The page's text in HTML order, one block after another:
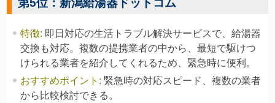
第5位：新潟給湯器ドットコム
特徴: 即日対応の生活トラブル解決サービスで、給湯器
交換も対応。複数の提携業者の中から、最短で駆けつ
けられる業者を紹介してくれるため、緊急時に便利。
おすすめポイント : 緊急時の対応スピード、複数の業者
から比較検討できる。